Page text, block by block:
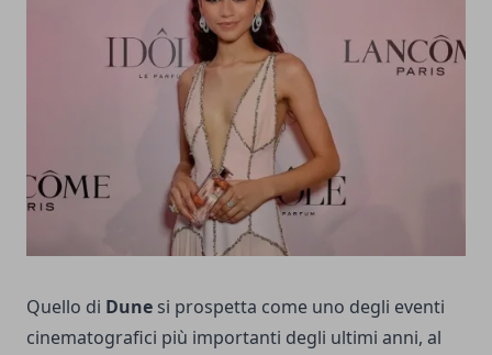
Quello di Dune si prospetta come uno degli eventi
cinematografici più importanti degli ultimi anni, al